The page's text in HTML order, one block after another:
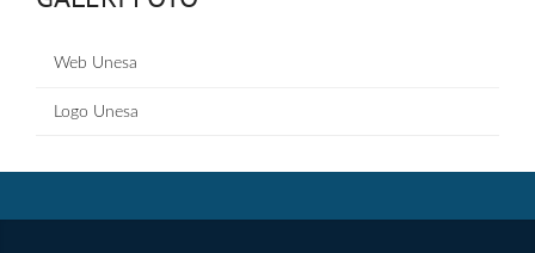
Web Unesa
Logo Unesa